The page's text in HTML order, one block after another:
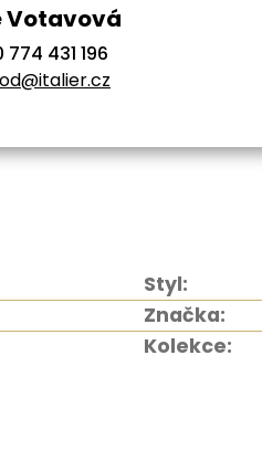
Votavová
774 431 196
Styl:
Značka:
Kolekce: